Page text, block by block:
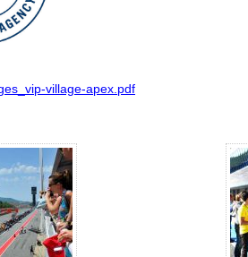
village-apex.pdf